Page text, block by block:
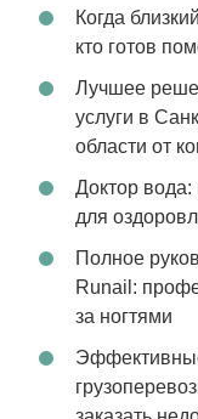
Когда
кто готов
Лучшее
услуги в
области от
Доктор вода:
для
Полное
Runail:
за ногтями